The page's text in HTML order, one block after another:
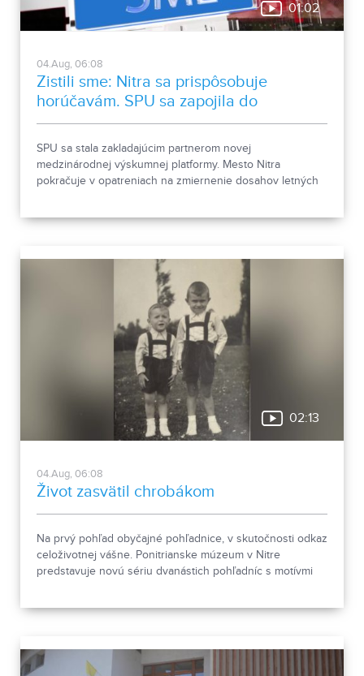
01:02
04.Aug, 06:08
Zistili sme: Nitra sa prispôsobuje
horúčavám. SPU sa zapojila do
medzinárodnej platformy
SPU sa stala zakladajúcim partnerom novej
medzinárodnej výskumnej platformy. Mesto Nitra
pokračuje v opatreniach na zmiernenie dosahov letných
02:13
04.Aug, 06:08
Život zasvätil chrobákom
Na prvý pohľad obyčajné pohľadnice, v skutočnosti odkaz
celoživotnej vášne. Ponitrianske múzeum v Nitre
predstavuje novú sériu dvanástich pohľadníc s motívmi
odchode.